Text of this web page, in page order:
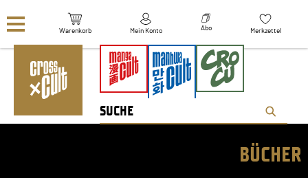
Warenkorb Mein Konto Abo Merkzettel
BÜCHER